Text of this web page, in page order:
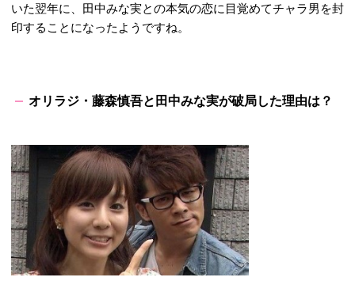
いた翌年に、田中みな実との本気の恋に目覚めてチャラ男を封
印することになったようですね。
オリラジ・藤森慎吾と田中みな実が破局した理由は？